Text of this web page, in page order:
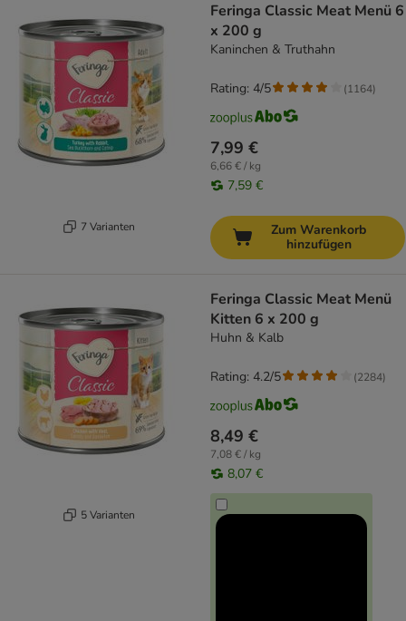
7 Varianten
Feringa Classic Meat Menü 6
x 200 g
Kaninchen & Truthahn
7,99 €
6,66 € / kg
7,59 €
Rating: 4/5 (1164)
Zum Warenkorb
hinzufügen
5 Varianten
Feringa Classic Meat Menü
Kitten 6 x 200 g
Huhn & Kalb
8,49 €
7,08 € / kg
8,07 €
Rating: 4.2/5 (2284)